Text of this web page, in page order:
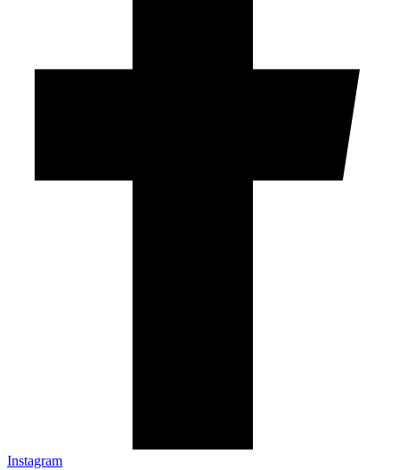
Instagram